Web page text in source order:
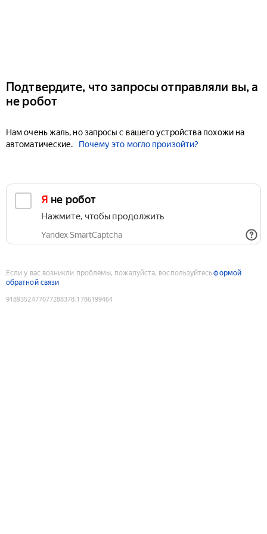
Подтвердите, что запросы отправляли вы, а
не робот
Нам очень жаль, но запросы с вашего устройства похожи на
автоматические.
Почему это могло произойти?
Я не робот
Нажмите, чтобы продолжить
Yandex SmartCaptcha
Если у вас возникли проблемы, пожалуйста, воспользуйтесьформой
обратной связи
9189352477077288378:1786199464